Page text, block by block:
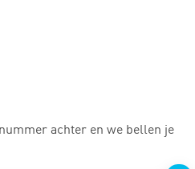
achter en we bellen je